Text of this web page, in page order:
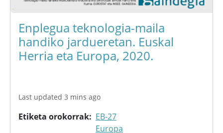
Enplegua teknologia-maila
handiko jardueretan. Euskal
Herria eta Europa, 2020.
Last updated 3 mins ago
Etiketa orokorrak
EB-27
Europa